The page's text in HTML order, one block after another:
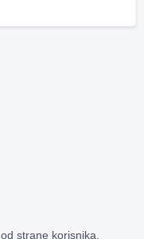
strane korisnika.